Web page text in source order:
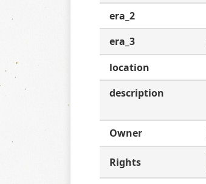
era_2
era_3
location
description
Owner
Rights